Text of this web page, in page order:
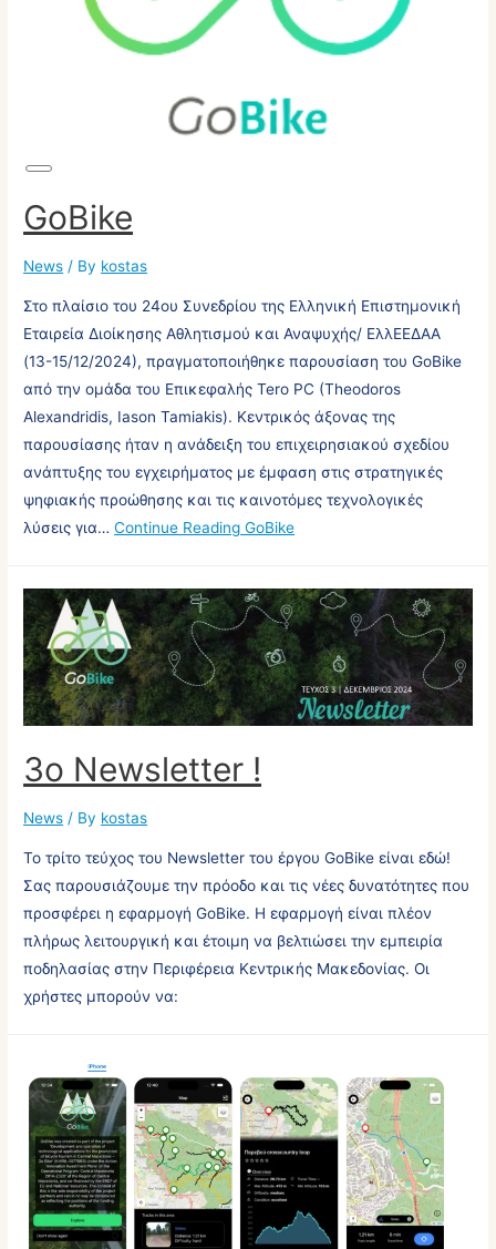
Long
GoBike
News / By kostas
Στο πλαίσιο του 24ου Συνεδρίου της Ελληνική Επιστημονική
Εταιρεία Διοίκησης Αθλητισμού και Αναψυχής/ ΕλλΕΕΔΑΑ
(13-15/12/2024), πραγματοποιήθηκε παρουσίαση του GoBike
από την ομάδα του Επικεφαλής Tero PC (Theodoros
Alexandridis, Iason Tamiakis). Κεντρικός άξονας της
παρουσίασης ήταν η ανάδειξη του επιχειρησιακού σχεδίου
ανάπτυξης του εγχειρήματος με έμφαση στις στρατηγικές
ψηφιακής προώθησης και τις καινοτόμες τεχνολογικές
λύσεις για…Continue Reading GoBike
3ο Newsletter !
News / By kostas
Το τρίτο τεύχος του Newsletter του έργου GoBike είναι εδώ!
Σας παρουσιάζουμε την πρόοδο και τις νέες δυνατότητες που
προσφέρει η εφαρμογή GoBike. Η εφαρμογή είναι πλέον
πλήρως λειτουργική και έτοιμη να βελτιώσει την εμπειρία
ποδηλασίας στην Περιφέρεια Κεντρικής Μακεδονίας. Οι
χρήστες μπορούν να: